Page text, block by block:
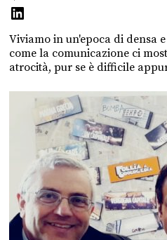
Viviamo in un'epoca di densa
come la comunicazione ci
atrocità, pur se è difficile